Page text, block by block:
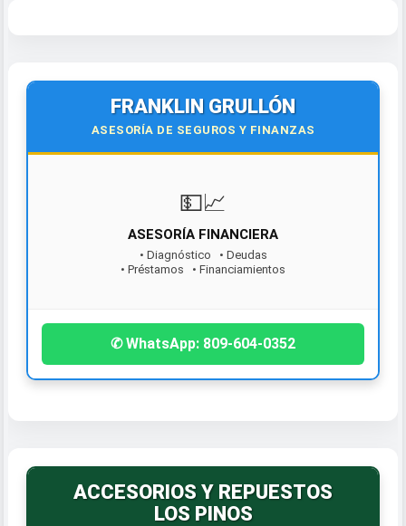
FRANKLIN GRULLÓN
ASESORÍA DE SEGUROS Y FINANZAS
💵📈
• Diagnóstico • Deudas
• Préstamos • Financiamientos
¡Contáctanos hoy!
✆ WhatsApp: 809-604-0352
ACCESORIOS Y REPUESTOS
LOS PINOS